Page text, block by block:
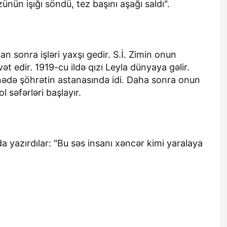
işığı söndü, tez başını aşağı saldı".
sonra işləri yaxşı gedir. S.İ. Zimin onun
edir. 1919-cu ildə qızı Leyla dünyaya gəlir.
şöhrətin astanasında idi. Daha sonra onun
səfərləri başlayır.
yazırdılar: "Bu səs insanı xəncər kimi yaralaya